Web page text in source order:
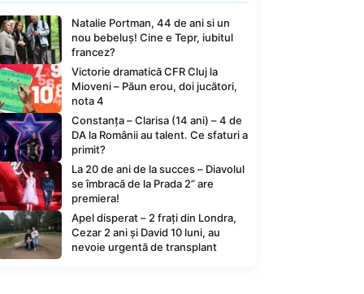
Natalie Portman, 44 de ani si un
nou bebeluș! Cine e Tepr, iubitul
francez?
Victorie dramatică CFR Cluj la
Mioveni – Păun erou, doi jucători,
nota 4
Constanța – Clarisa (14 ani) – 4 de
DA la Românii au talent. Ce sfaturi a
primit?
La 20 de ani de la succes – Diavolul
se îmbracă de la Prada 2” are
premiera!
Apel disperat – 2 frați din Londra,
Cezar 2 ani și David 10 luni, au
nevoie urgentă de transplant